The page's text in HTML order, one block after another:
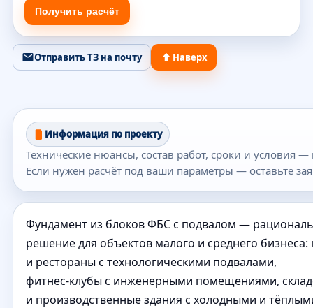
Получить расчёт
Отправить ТЗ на почту Наверх
Информация по проекту
Технические нюансы, состав работ, сроки и условия
Если нужен расчёт под ваши параметры — оставьте
Фундамент из блоков ФБС с подвалом —
решение для объектов малого и среднего бизнеса:
и рестораны с технологическими подвалами,
фитнес‑клубы с инженерными помещениями,
и производственные здания с холодными и